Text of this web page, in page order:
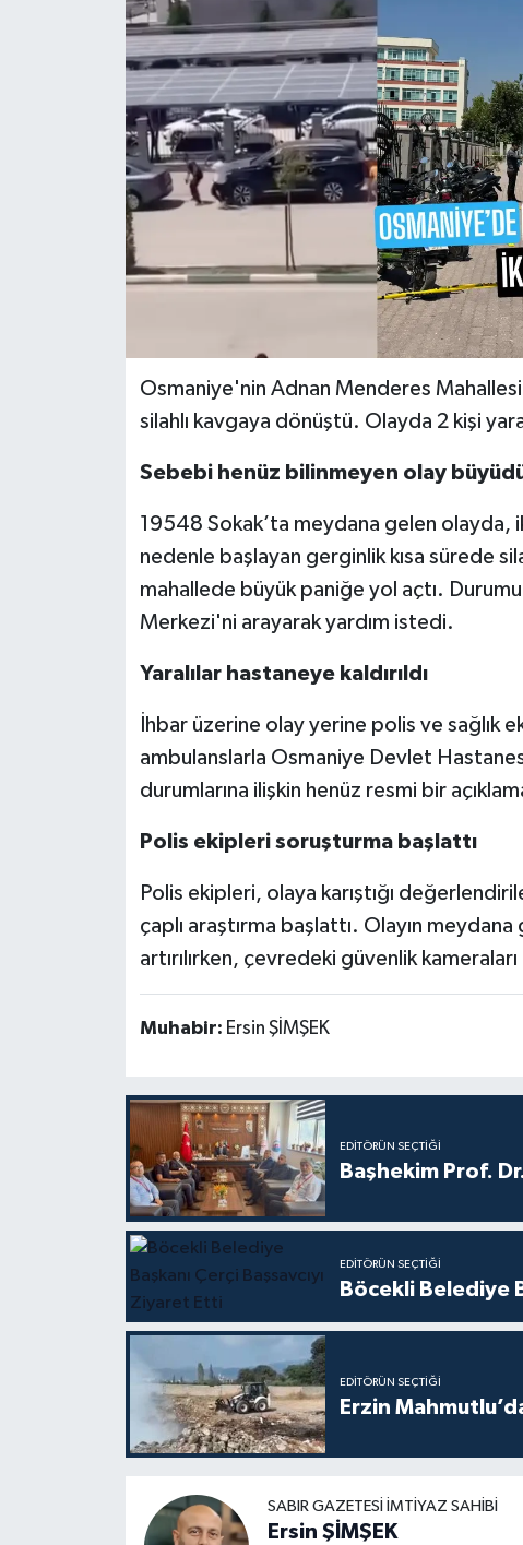
Osmaniye'nin Adnan Menderes
silahlı kavgaya dönüştü. Olayda 2 kişi
Sebebi henüz bilinmeyen olay
19548 Sokak’ta meydana gelen olayda,
nedenle başlayan gerginlik kısa sürede
mahallede büyük paniğe yol açtı.
Merkezi'ni arayarak yardım istedi.
Yaralılar hastaneye kaldırıldı
İhbar üzerine olay yerine polis ve sağlık
ambulanslarla Osmaniye Devlet
durumlarına ilişkin henüz resmi bir
Polis ekipleri soruşturma başlattı
Polis ekipleri, olaya karıştığı
çaplı araştırma başlattı. Olayın
artırılırken, çevredeki güvenlik
Muhabir: Ersin ŞİMŞEK
EDITÖRÜN SEÇTIĞI
Başhekim Prof.
EDITÖRÜN SEÇTIĞI
Böcekli Belediye
EDITÖRÜN SEÇTIĞI
Erzin
SABIR GAZETESI İMTIYAZ SAHIBI
Ersin ŞİMŞEK